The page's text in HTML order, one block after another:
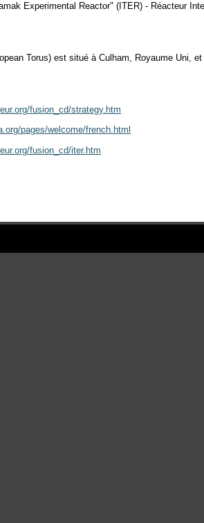
Experimental Reactor" (ITER) - Réacteur
Torus) est situé à Culham, Royaume Uni,
fusion_cd/strategy.htm
pages/welcome/french.html
fusion_cd/iter.htm